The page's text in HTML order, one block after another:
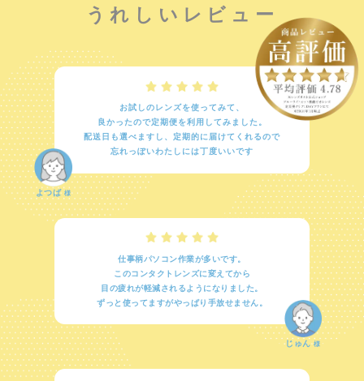
うれしいレビュー
お試しのレンズを使ってみて、
良かったので定期便を利用してみました。
配送日も選べますし、定期的に届けてくれるので
忘れっぽいわたしには丁度いいです
よつば 様
仕事柄パソコン作業が多いです。
このコンタクトレンズに変えてから
目の疲れが軽減されるようになりました。
ずっと使ってますがやっぱり手放せません。
じゅん 様